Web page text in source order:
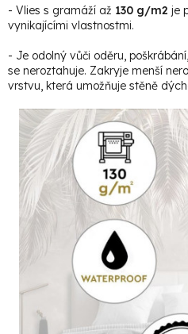
- Vlies s gramáží až 130 g/m2 je
vynikajícími vlastnostmi.
- Je odolný vůči oděru,
se neroztahuje. Zakryje menší
vrstvu, která umožňuje stěně